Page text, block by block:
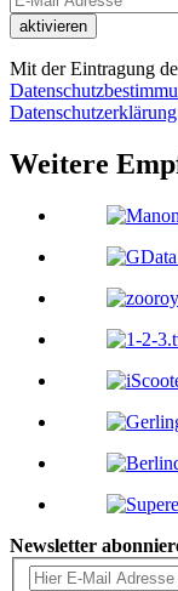
Mit der Eintragung
Datenschutzerklärung
Weitere
Newsletter